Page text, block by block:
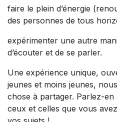
faire le plein d’énergie
des personnes de tous
expérimenter une autre
d’écouter et de se parler.
Une expérience unique,
jeunes et moins jeunes,
chose à partager. Parlez-
ceux et celles que vous